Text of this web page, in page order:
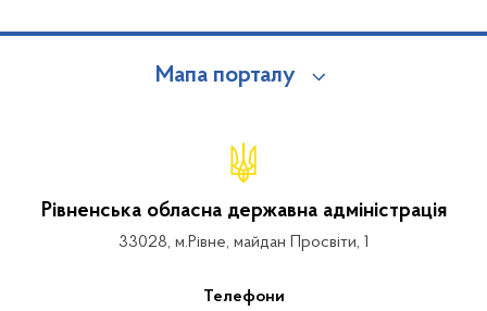
Мапа порталу
Рівненська обласна державна адміністрація
33028, м.Рівне, майдан Просвіти, 1
Телефони